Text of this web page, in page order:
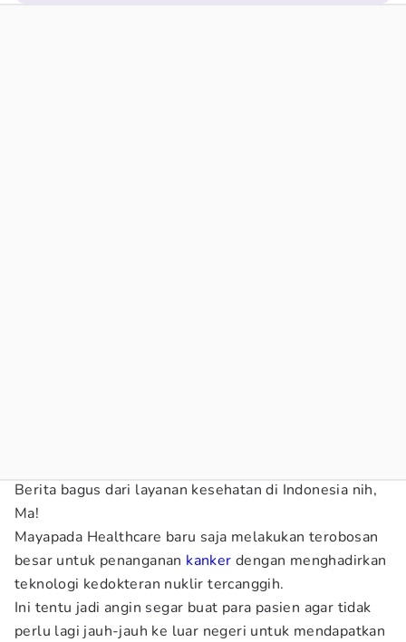
Berita bagus dari layanan kesehatan di Indonesia nih,
Ma!
Mayapada Healthcare baru saja melakukan terobosan
besar untuk penanganan kanker dengan menghadirkan
teknologi kedokteran nuklir tercanggih.
Ini tentu jadi angin segar buat para pasien agar tidak
perlu lagi jauh-jauh ke luar negeri untuk mendapatkan